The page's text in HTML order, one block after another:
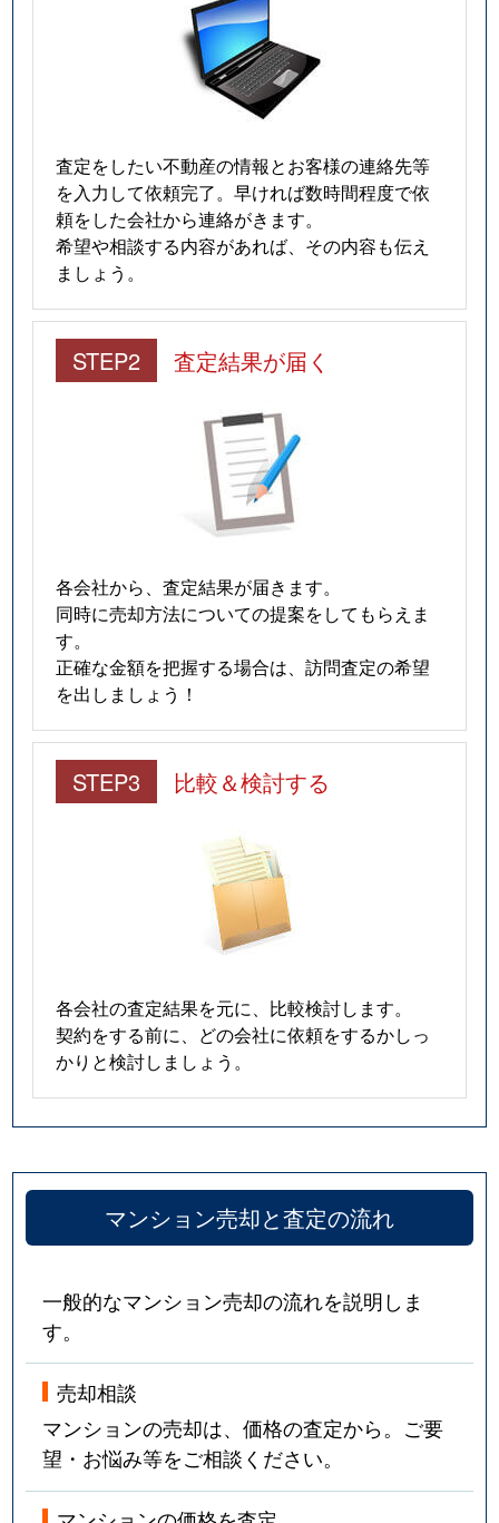
査定をしたい不動産の情報とお客様の連絡先等
を入力して依頼完了。早ければ数時間程度で依
頼をした会社から連絡がきます。
希望や相談する内容があれば、その内容も伝え
ましょう。
STEP2 査定結果が届く
各会社から、査定結果が届きます。
同時に売却方法についての提案をしてもらえま
す。
正確な金額を把握する場合は、訪問査定の希望
を出しましょう！
STEP3 比較＆検討する
各会社の査定結果を元に、比較検討します。
契約をする前に、どの会社に依頼をするかしっ
かりと検討しましょう。
マンション売却と査定の流れ
一般的なマンション売却の流れを説明しま
す。
売却相談
マンションの売却は、価格の査定から。ご要
望・お悩み等をご相談ください。